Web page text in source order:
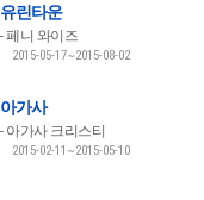
유린타운
페니 와이즈
2015-05-17~2015-08-02
아가사
아가사 크리스티
2015-02-11~2015-05-10